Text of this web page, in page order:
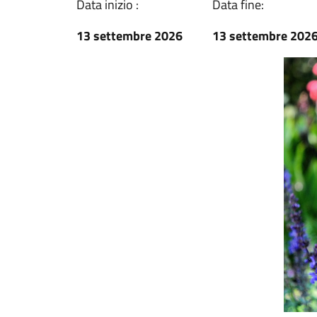
Data inizio :
13 settembre 2026
Data fine:
13 settembre